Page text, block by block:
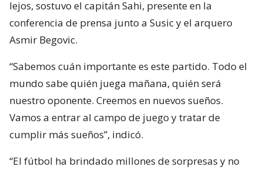
lejos, sostuvo el capitán Sahi, presente en la
conferencia de prensa junto a Susic y el arquero
Asmir Begovic.
“Sabemos cuán importante es este partido. Todo el
mundo sabe quién juega mañana, quién será
nuestro oponente. Creemos en nuevos sueños.
Vamos a entrar al campo de juego y tratar de
cumplir más sueños”, indicó.
“El fútbol ha brindado millones de sorpresas y no